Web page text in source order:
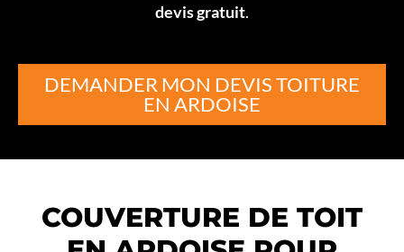
devis gratuit.
DEMANDER MON DEVIS TOITURE
EN ARDOISE
COUVERTURE DE TOIT